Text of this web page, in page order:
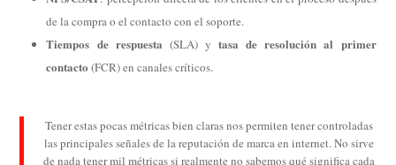
de la compra o el contacto con el soporte.
Tiempos de respuesta (SLA) ytasa de resolución al primer
contacto (FCR) en canales críticos.
Tener estas pocas métricas bien claras nos permiten tener controladas
las principales señales de la reputación de marca en internet. No sirve
de nada tener mil métricas si realmente no sabemos qué significa cada